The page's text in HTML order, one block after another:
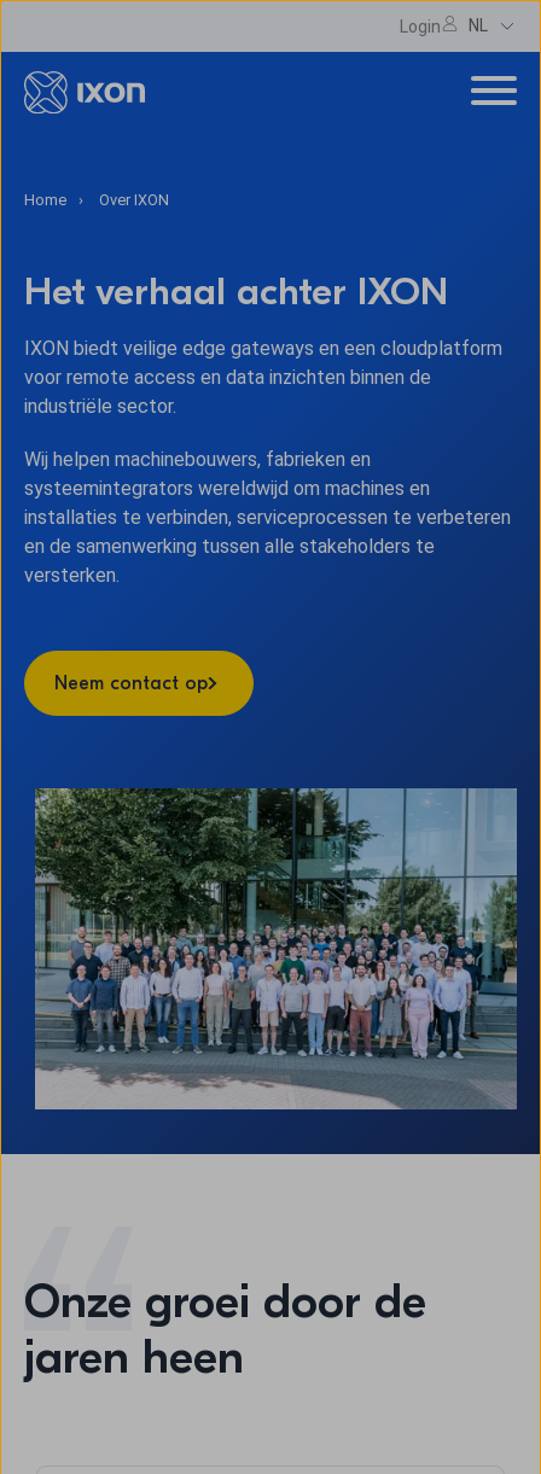
Login NL
Home Over IXON
Het verhaal achter IXON
IXON biedt veilige edge gateways en een cloudplatform
voor remote access en data inzichten binnen de
industriële sector.
Wij helpen machinebouwers, fabrieken en
systeemintegrators wereldwijd om machines en
installaties te verbinden, serviceprocessen te verbeteren
en de samenwerking tussen alle stakeholders te
versterken.
Neem contact op
Onze groei door de
jaren heen